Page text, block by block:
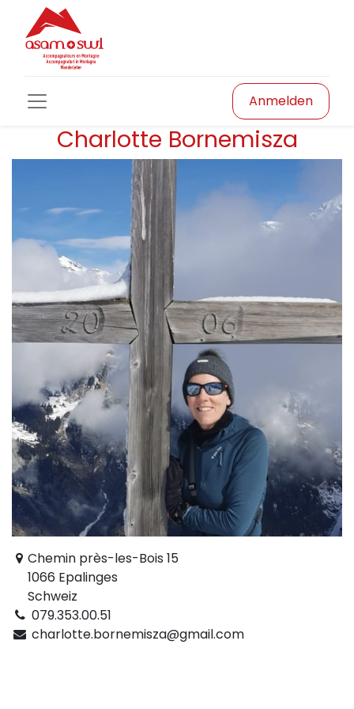
Anmelden
Charlotte Bornemisza
Chemin près-les-Bois 15
1066 Epalinges
Schweiz
079.353.00.51
charlotte.bornemisza@gmail.com